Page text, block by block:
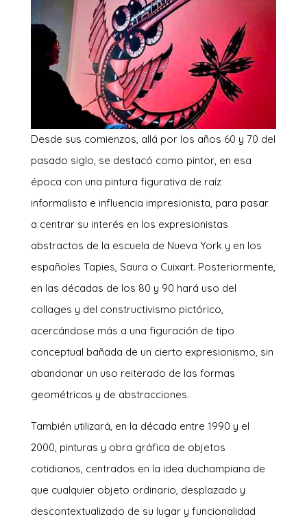
Desde sus comienzos, allá por los años 60 y 70 del
pasado siglo, se destacó como pintor, en esa
época con una pintura figurativa de raíz
informalista e influencia impresionista, para pasar
a centrar su interés en los expresionistas
abstractos de la escuela de Nueva York y en los
españoles Tapies, Saura o Cuixart. Posteriormente,
en las décadas de los 80 y 90 hará uso del
collages y del constructivismo pictórico,
acercándose más a una figuración de tipo
conceptual bañada de un cierto expresionismo, sin
abandonar un uso reiterado de las formas
geométricas y de abstracciones.
También utilizará, en la década entre 1990 y el
2000, pinturas y obra gráfica de objetos
cotidianos, centrados en la idea duchampiana de
que cualquier objeto ordinario, desplazado y
descontextualizado de su lugar y funcionalidad